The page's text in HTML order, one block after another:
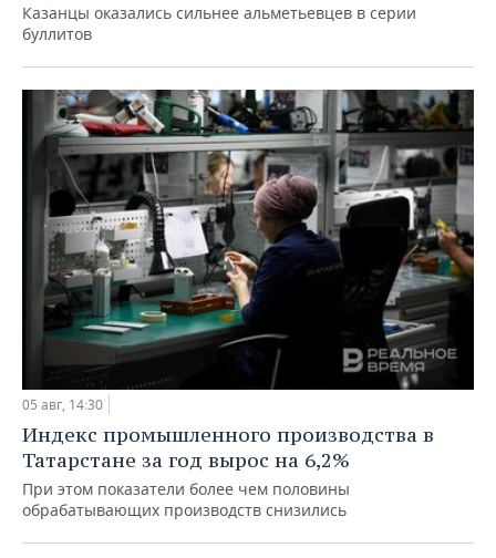
Казанцы оказались сильнее альметьевцев в серии
буллитов
05 авг, 14:30
Индекс промышленного производства в
Татарстане за год вырос на 6,2%
При этом показатели более чем половины
обрабатывающих производств снизились